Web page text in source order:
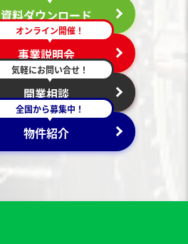
資料ダウンロード
事業説明会
オンライン開催！
開業相談
気軽にお問い合せ！
物件紹介
全国から募集中！